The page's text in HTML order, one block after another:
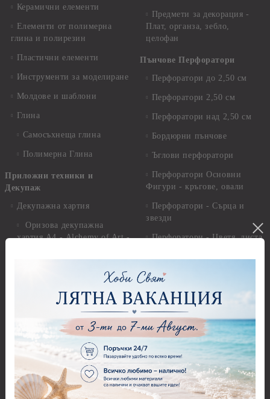
Керамични елементи
Елементи от полимерна
глина и полирезин
Пластични елементи
Инструменти за моделиране
Молдове и шаблони
Глина
Самосъхнеща глина
Полимерна Глина
Приложни техники и
Декупаж
Декупажна хартия
Оризова декупажна
хартия А4 - Alchemy of Art -
А4 - Itd. Collection - 25-30
Фина оризова декупажна
хартия Stamperia - 21 х
29.см. - 28гр.
Декупажна хартия - Други
Антични пасти
Вакс пасти
Предмети за декорация -
Плат, органза, зебло,
целофан
Пънчове Перфоратори
Перфоратори до 2,50 см
Перфоратори 2,50 см
Перфоратори над 2,50 см
Бордюрни пънчове
Ъглови перфоратори
Перфоратори Основни
Фигури - кръгове, овали
Перфоратори - Сърца и
звезди
Перфоратори - Цветя, листа
Перфоратори - Коледни и
Зимни
Грунд и почистващи
разтвори
Платна за рисуване